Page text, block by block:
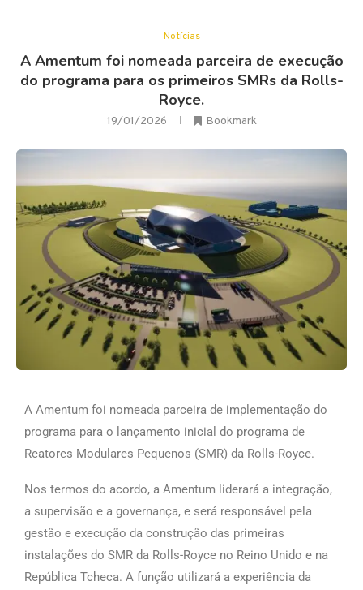
Notícias
A Amentum foi nomeada parceira de execução
do programa para os primeiros SMRs da Rolls-
Royce.
19/01/2026 Bookmark
A Amentum foi nomeada parceira de implementação do
programa para o lançamento inicial do programa de
Reatores Modulares Pequenos (SMR) da Rolls-Royce.
Nos termos do acordo, a Amentum liderará a integração,
a supervisão e a governança, e será responsável pela
gestão e execução da construção das primeiras
instalações do SMR da Rolls-Royce no Reino Unido e na
República Tcheca. A função utilizará a experiência da